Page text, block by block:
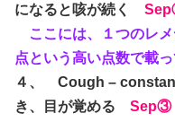
になると咳が続く
ここには、１つのレメ
点という高い点数で載
４、 Cough –
き、目が覚める Sep③